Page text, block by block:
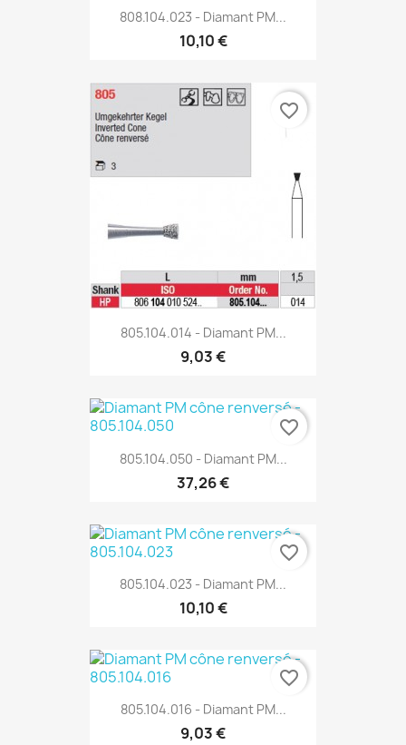
808.104.023 - Diamant PM...
10,10 €
805.104.014 - Diamant PM...
9,03 €
favorite_border
805.104.050 - Diamant PM...
37,26 €
favorite_border
805.104.023 - Diamant PM...
10,10 €
favorite_border
805.104.016 - Diamant PM...
9,03 €
favorite_border